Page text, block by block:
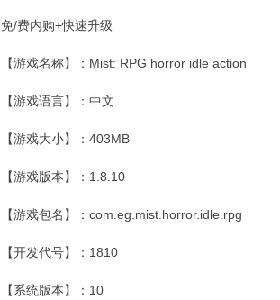
免/费内购+快速升级
【游戏名称】：Mist: RPG horror idle action
【游戏语言】：中文
【游戏大小】：403MB
【游戏版本】：1.8.10
【游戏包名】：com.eg.mist.horror.idle.rpg
【开发代号】：1810
【系统版本】：10